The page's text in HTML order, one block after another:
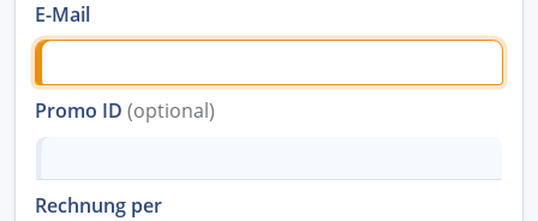
E-Mail
Promo ID (optional)
Rechnung per